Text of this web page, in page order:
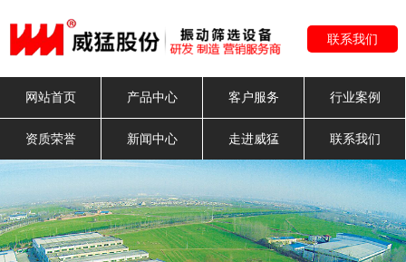
联系我们
网站首页 产品中心 客户服务 行业案例
资质荣誉 新闻中心 走进威猛 联系我们